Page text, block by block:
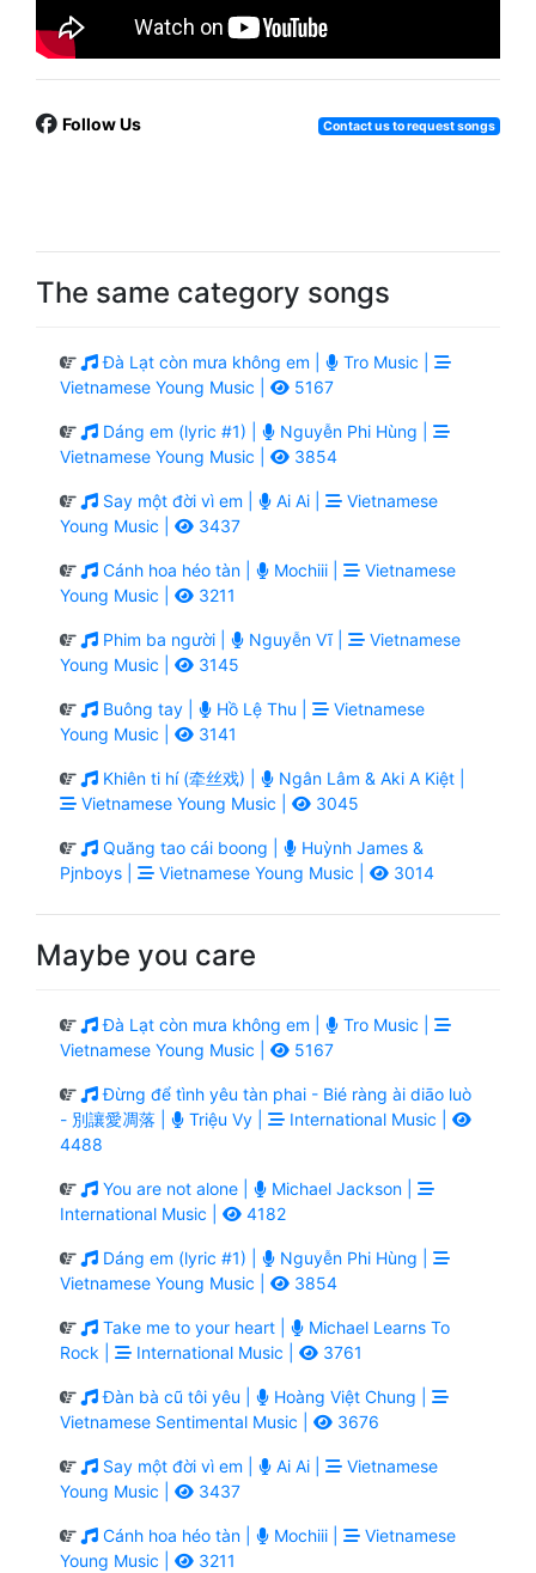
Follow Us Contact us to request songs
The same category songs
Đà Lạt còn mưa không em |
Tro Music |
Vietnamese Young Music |
5167
Dáng em (lyric #1) |
Nguyễn Phi Hùng |
Vietnamese Young Music |
3854
Say một đời vì em | Ai Ai |
Vietnamese
Young Music |
3437
Cánh hoa héo tàn | Mochiii |
Vietnamese
Young Music |
3211
Phim ba người | Nguyễn Vĩ |
Vietnamese
Young Music |
3145
Buông tay | Hồ Lệ Thu |
Vietnamese
Young Music |
3141
Khiên ti hí (牵丝戏) |
Ngân Lâm & Aki A Kiệt |
Vietnamese Young Music |
3045
Quăng tao cái boong |
Huỳnh James &
Pjnboys |
Vietnamese Young Music | 3014
Maybe you care
Đà Lạt còn mưa không em |
Tro Music |
Vietnamese Young Music |
5167
Đừng để tình yêu tàn phai - Bié ràng ài diāo luò
- 別讓愛凋落 |
Triệu Vy |
International Music |
4488
You are not alone |
Michael Jackson |
International Music |
4182
Dáng em (lyric #1) |
Nguyễn Phi Hùng |
Vietnamese Young Music |
3854
Take me to your heart |
Michael Learns To
Rock |
International Music | 3761
Đàn bà cũ tôi yêu |
Hoàng Việt Chung |
Vietnamese Sentimental Music |
3676
Say một đời vì em | Ai Ai |
Vietnamese
Young Music |
3437
Cánh hoa héo tàn | Mochiii |
Vietnamese
Young Music |
3211